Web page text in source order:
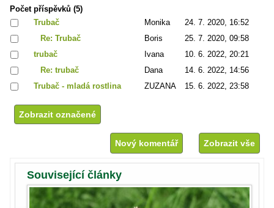
Počet příspěvků (5)
Trubač
Monika
24. 7. 2020, 16:52
Re: Trubač
Boris
25. 7. 2020, 09:58
trubač
Ivana
10. 6. 2022, 20:21
Re: trubač
Dana
14. 6. 2022, 14:56
Trubač - mladá rostlina
ZUZANA 15. 6. 2022, 23:58
Nový komentář Zobrazit vše
Související články